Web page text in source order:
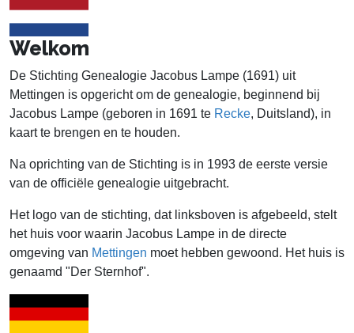
Welkom
De Stichting Genealogie Jacobus Lampe (1691) uit
Mettingen is opgericht om de genealogie, beginnend bij
Jacobus Lampe (geboren in 1691 te Recke, Duitsland), in
kaart te brengen en te houden.
Na oprichting van de Stichting is in 1993 de eerste versie
van de officiële genealogie uitgebracht.
Het logo van de stichting, dat linksboven is afgebeeld, stelt
het huis voor waarin Jacobus Lampe in de directe
omgeving van Mettingen moet hebben gewoond. Het huis is
genaamd "Der Sternhof".